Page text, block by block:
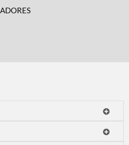
do IMS no Rio de Janeiro será